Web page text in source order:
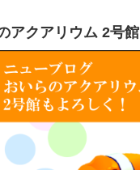
アクアリウム 2号館